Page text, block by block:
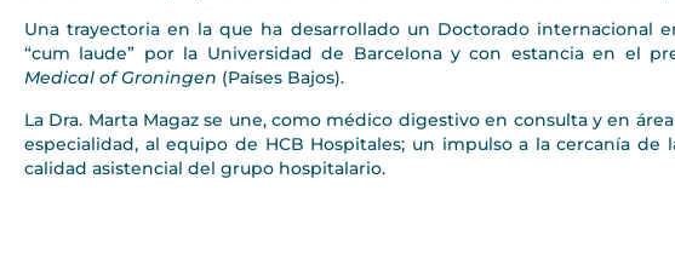
Una trayectoria en la que ha desarrollado un Doctorado internacional
“cum laude” por la Universidad de Barcelona y con estancia en el
Medical of Groningen (Países Bajos).
La Dra. Marta Magaz se une, como médico digestivo en consulta y en
especialidad, al equipo de HCB Hospitales; un impulso a la cercanía
calidad asistencial del grupo hospitalario.